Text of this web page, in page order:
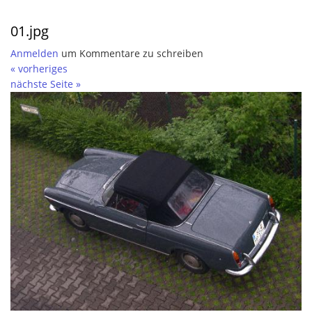
01.jpg
Anmelden um Kommentare zu schreiben
« vorheriges
nächste Seite »